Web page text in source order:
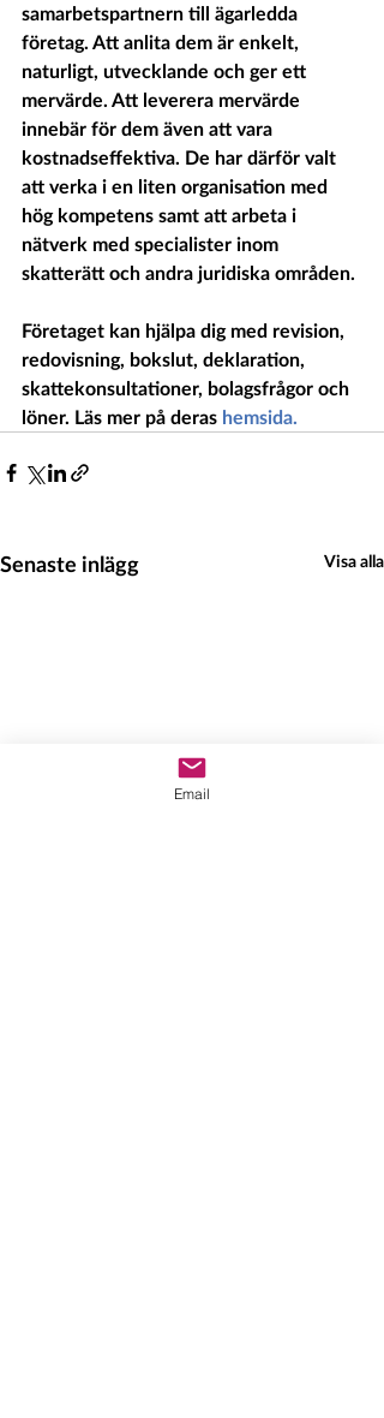
samarbetspartnern till ägarledda
företag. Att anlita dem är enkelt,
naturligt, utvecklande och ger ett
mervärde. Att leverera mervärde
innebär för dem även att vara
kostnadseffektiva. De har därför valt
att verka i en liten organisation med
hög kompetens samt att arbeta i
nätverk med specialister inom
skatterätt och andra juridiska områden.
Företaget kan hjälpa dig med revision,
redovisning, bokslut, deklaration,
skattekonsultationer, bolagsfrågor och
löner. Läs mer på deras hemsida.
Senaste inlägg Visa alla
Email